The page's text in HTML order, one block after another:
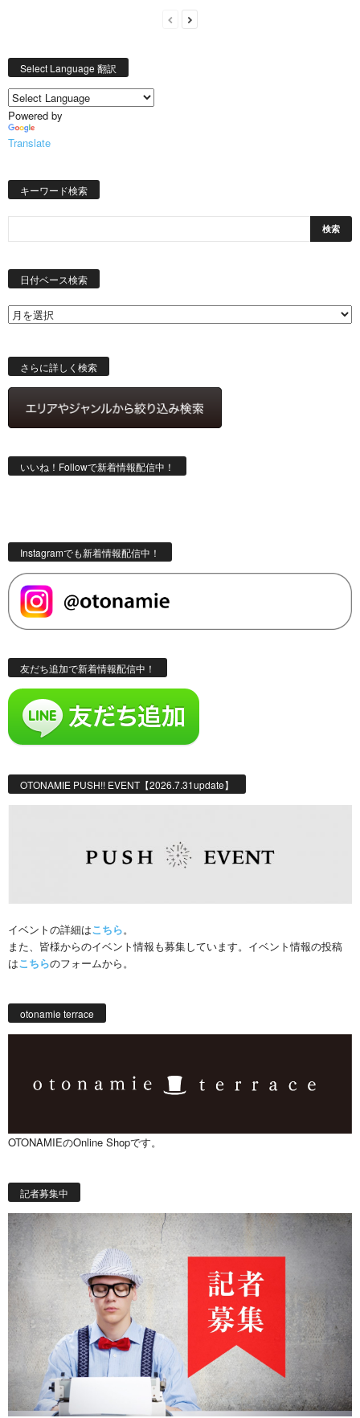
Select Language 翻訳
Powered by
Translate
キーワード検索
日付ベース検索
ス
索
さらに詳しく検索
いいね！Followで新着情報配信中！
Instagramでも新着情報配信中！
友だち追加で新着情報配信中！
OTONAMIE PUSH!! EVENT【2026.7.31update】
イベントの詳細はこちら。
また、皆様からのイベント情報も募集しています。イベント情報の投稿
はこちらのフォームから。
otonamie terrace
OTONAMIEのOnline Shopです。
記者募集中